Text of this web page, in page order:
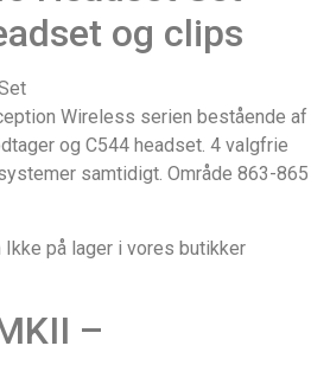
og clips
Wireless serien bestående af
og C544 headset. 4 valgfrie
samtidigt. Område 863-865
på lager i vores butikker
–